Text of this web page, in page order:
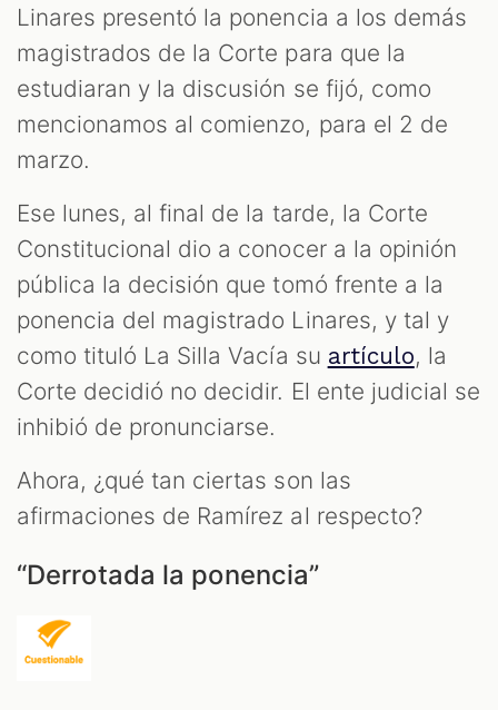
Linares presentó la ponencia a los demás
magistrados de la Corte para que la
estudiaran y la discusión se fijó, como
mencionamos al comienzo, para el 2 de
marzo.
Ese lunes, al final de la tarde, la Corte
Constitucional dio a conocer a la opinión
pública la decisión que tomó frente a la
ponencia del magistrado Linares, y tal y
como tituló La Silla Vacía su artículo, la
Corte decidió no decidir. El ente judicial se
inhibió de pronunciarse.
Ahora, ¿qué tan ciertas son las
afirmaciones de Ramírez al respecto?
“Derrotada la ponencia”